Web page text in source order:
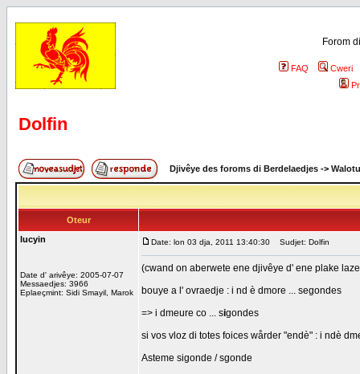
Forom
FAQ
Cweri
Dolfin
Djivêye des foroms di Berdelaedjes ->
Oteur
lucyin
Date d' arivêye: 2005-07-07
Messaedjes: 3966
Eplaeçmint: Sidi Smayil, Marok
Date: lon 03 dja, 2011 13:40:30 Sudjet: Dolfin
(cwand on aberwete ene djivêye d' ene plake
bouye a l' ovraedje : i nd è dmore ... segondes
=> i dmeure co ... sigondes
si vos vloz di totes foices wårder "endè" : i ndè
Asteme sigonde / sgonde